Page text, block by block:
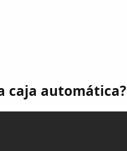
caja automática?